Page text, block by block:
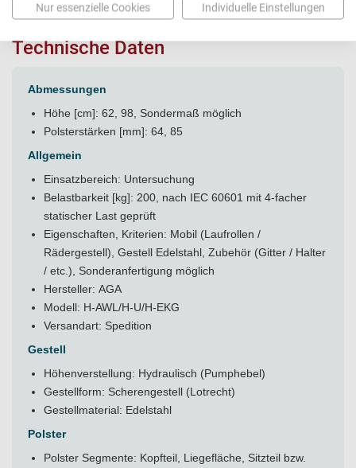
Technische Daten
Abmessungen
Höhe [cm]: 62, 98, Sondermaß möglich
Polsterstärken [mm]: 64, 85
Allgemein
Einsatzbereich: Untersuchung
Belastbarkeit [kg]: 200, nach IEC 60601 mit 4-facher
statischer Last geprüft
Eigenschaften, Kriterien: Mobil (Laufrollen /
Rädergestell), Gestell Edelstahl, Zubehör (Gitter / Halter
/ etc.), Sonderanfertigung möglich
Hersteller: AGA
Modell: H-AWL/H-U/H-EKG
Versandart: Spedition
Gestell
Höhenverstellung: Hydraulisch (Pumphebel)
Gestellform: Scherengestell (Lotrecht)
Gestellmaterial: Edelstahl
Polster
Polster Segmente: Kopfteil, Liegefläche, Sitzteil bzw.
Nur essenzielle Cookies Individuelle Einstellungen